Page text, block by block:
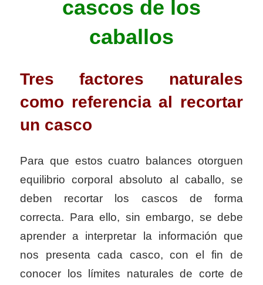
cascos de los
caballos
Tres factores naturales
como referencia al recortar
un casco
Para que estos cuatro balances otorguen
equilibrio corporal absoluto al caballo, se
deben recortar los cascos de forma
correcta. Para ello, sin embargo, se debe
aprender a interpretar la información que
nos presenta cada casco, con el fin de
conocer los límites naturales de corte de